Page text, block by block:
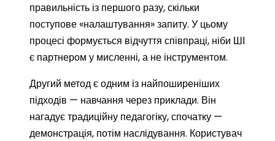
правильність із першого разу, скільки
поступове «налаштування» запиту. У цьому
процесі формується відчуття співпраці, ніби ШІ
є партнером у мисленні, а не інструментом.
Другий метод є одним із найпоширеніших
підходів — навчання через приклади. Він
нагадує традиційну педагогіку, спочатку —
демонстрація, потім наслідування. Користувач